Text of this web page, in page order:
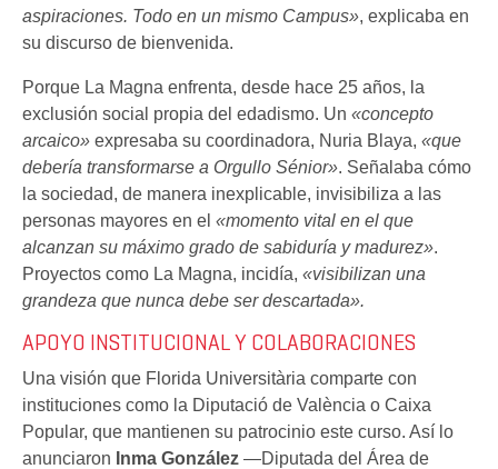
aspiraciones. Todo en un mismo Campus», explicaba en
su discurso de bienvenida.
Porque La Magna enfrenta, desde hace 25 años, la
exclusión social propia del edadismo. Un «concepto
arcaico» expresaba su coordinadora, Nuria Blaya, «que
debería transformarse a Orgullo Sénior». Señalaba cómo
la sociedad, de manera inexplicable, invisibiliza a las
personas mayores en el «momento vital en el que
alcanzan su máximo grado de sabiduría y madurez».
Proyectos como La Magna, incidía, «visibilizan una
grandeza que nunca debe ser descartada».
APOYO INSTITUCIONAL Y COLABORACIONES
Una visión que Florida Universitària comparte con
instituciones como la Diputació de València o Caixa
Popular, que mantienen su patrocinio este curso. Así lo
anunciaron Inma González —Diputada del Área de